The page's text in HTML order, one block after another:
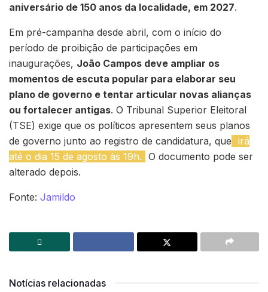
aniversário de 150 anos da localidade, em 2027.
Em pré-campanha desde abril, com o início do
período de proibição de participações em
inaugurações, João Campos deve ampliar os
momentos de escuta popular para elaborar seu
plano de governo e tentar articular novas alianças
ou fortalecer antigas. O Tribunal Superior Eleitoral
(TSE) exige que os políticos apresentem seus planos
de governo junto ao registro de candidatura, que irá
até o dia 15 de agosto às 19h. O documento pode ser
alterado depois.
Fonte: Jamildo
Notícias relacionadas